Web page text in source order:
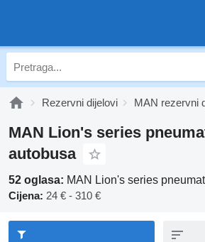
Rezervni dijelovi MAN rezervni
MAN Lion's series
autobusa
52 oglasa: MAN Lion's series
Cijena: 24 € - 310 €